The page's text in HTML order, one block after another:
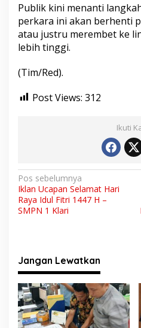
Publik kini menanti
perkara ini akan berhenti
atau justru merembet ke
lebih tinggi.
(Tim/Red).
Post Views: 312
Ikuti
N
a
v
a
s
i
p
Pos sebelumnya
Iklan Ucapan Selamat Hari
Raya Idul Fitri 1447 H –
SMPN 1 Klari
Jangan Lewatkan